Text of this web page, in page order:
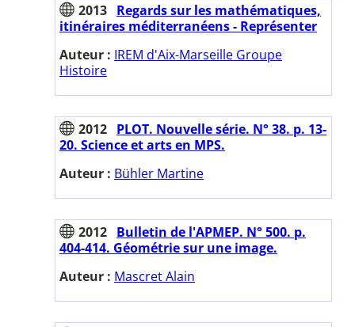
2013 Regards sur les mathématiques,
itinéraires méditerranéens - Représenter
Auteur : IREM d'Aix-Marseille Groupe
Histoire
2012 PLOT. Nouvelle série. N° 38. p. 13-
20. Science et arts en MPS.
Auteur : Bühler Martine
2012 Bulletin de l'APMEP. N° 500. p.
404-414. Géométrie sur une image.
Auteur : Mascret Alain